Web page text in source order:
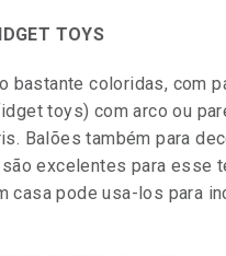
TOYS
bastante coloridas, com
toys) com arco ou
Balões também para
excelentes para esse
pode usa-los para